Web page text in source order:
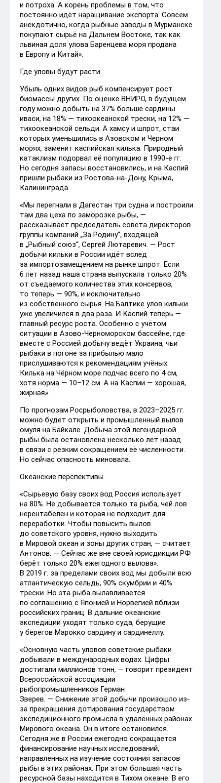
и потроха. А корень проблемы в том, что
постоянно идёт наращивание экспорта. Совсем
анекдотично, когда рыбные заводы в Мурманске
покупают сырьё на Дальнем Востоке, так как
львиная доля улова Баренцева моря продана
в Европу и Китай».
Где уловы будут расти
Убыль одних видов рыб компенсирует рост
биомассы других. По оценке ВНИРО, в будущем
году можно добыть на 37% больше сардины
иваси, на 18% — тихоокеанской трески, на 12% —
тихоокеанской сельди. А хамсу и шпрот, стаи
которых уменьшились в Азовском и Черном
морях, заменит каспийская килька. Природный
катаклизм подорвал её популяцию в 1990-е гг.
Но сегодня запасы восстановились, и на Каспий
пришли рыбаки из Ростова-на-Дону, Крыма,
Калининграда.
«Мы перегнали в Дагестан три судна и построили
там два цеха по заморозке рыбы, —
рассказывает председатель совета директоров
группы компаний „За Родину“, входящей
в „Рыбный союз“, Сергей Лютаревич. — Рост
добычи кильки в России идёт вслед
за импортозамещением на рынке шпрот. Если
6 лет назад наша страна выпускала только 20%
от съедаемого количества этих консервов,
то теперь — 90%, и исключительно
из собственного сырья. На Балтике улов кильки
уже увеличился в два раза. И Каспий теперь —
главный ресурс роста. Особенно с учётом
ситуации в Азово-Черноморском бассейне, где
вместе с Россией добычу ведёт Украина, чьи
рыбаки в погоне за прибылью мало
прислушиваются к рекомендациям учёных.
Килька на Чёрном море подчас всего по 4 см,
хотя норма — 10–12 см. А на Каспии — хорошая,
жирная».
По прогнозам Росрыболовства, в 2023–2025 гг.
можно будет открыть и промышленный вылов
омуля на Байкале. Добыча этой легендарной
рыбы была остановлена несколько лет назад
в связи с резким сокращением её численности.
Но сейчас опасность миновала.
Океанские перспективы
«Сырьевую базу своих вод Россия использует
на 80%. Не добывается только та рыба, чей лов
нерентабелен и которая не подходит для
переработки. Чтобы повысить вылов
до советского уровня, нужно выходить
в Мировой океан и зоны других стран, — считает
Антонов. — Сейчас же вне своей юрисдикции РФ
берёт только 20% ежегодного вылова».
В 2019 г. за пределами своих вод мы добыли всю
атлантическую сельдь, 90% скумбрии и 40%
трески. Но эта рыба вылавливается
по соглашению с Японией и Норвегией вблизи
российских границ. В дальние океанские
экспедиции уходят только суда, берущие
у берегов Марокко сардину и сардинеллу.
«Основную часть уловов советские рыбаки
добывали в международных водах. Цифры
достигали миллионов тонн, — говорит президент
Всероссийской ассоциации
рыбопромышленников Герман
Зверев. — Снижение этой добычи произошло из-
за прекращения дотирования государством
экспедиционного промысла в удалённых районах
Мирового океана. Он в итоге остановился.
Сегодня же в России ежегодно сокращается
финансирование научных исследований,
направленных на изучение состояния запасов
рыбы в этих районах. При этом большая часть
ресурсной базы находится в Тихом океане. В его